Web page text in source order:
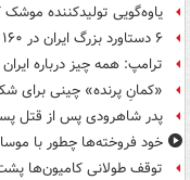
یاوه‌گویی تولیدکننده موشک
۶ دستاورد بزرگ ایران در ۱۶۰ روز رهبری رهبر انقلاب
ترامپ: همه چیز درباره
«کمانِ پرنده» چینی برای
پدر شاهرودی پس از قتل
خود فروخته‌ها چطور با
توقف طولانی کامیون‌ها